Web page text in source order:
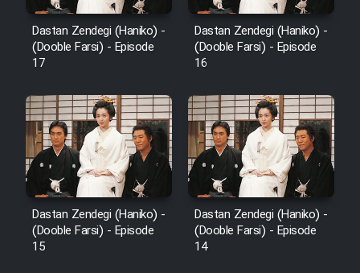
Dastan Zendegi (Haniko) -
(Dooble Farsi) - Episode
17
Dastan Zendegi (Haniko) -
(Dooble Farsi) - Episode
16
Dastan Zendegi (Haniko) -
(Dooble Farsi) - Episode
15
Dastan Zendegi (Haniko) -
(Dooble Farsi) - Episode
14